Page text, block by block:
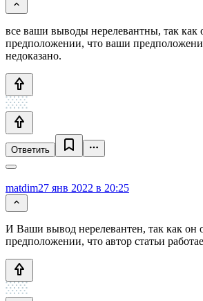
все ваши выводы нерелевантны, так как
предположении, что ваши
недоказано.
Ответить
matdim27 янв 2022 в 20:25
И Ваши вывод нерелевантен, так как он
предположении, что автор статьи